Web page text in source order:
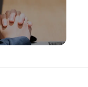
力を身につけ、
の確固たる手法
言えるでしょ